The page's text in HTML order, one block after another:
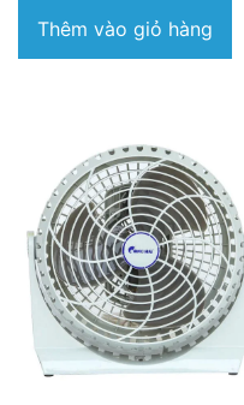
là:
1.550.000₫.
Thêm vào giỏ hàng